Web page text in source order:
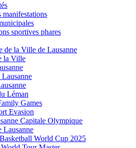
manifestations
sportives phares
de la Ville de Lausanne
la Ville
Léman
Games
Evasion
Capitale Olympique
Lausanne
World Cup 2025